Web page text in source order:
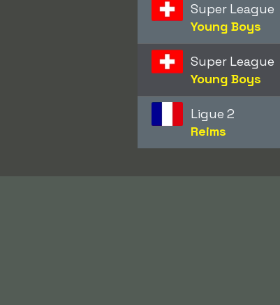
Super League
Young Boys
Super League
Young Boys
Ligue 2
Reims